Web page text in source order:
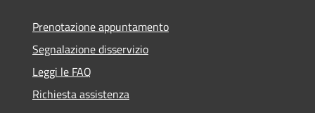
Prenotazione appuntamento
Segnalazione disservizio
Leggi le FAQ
Richiesta assistenza